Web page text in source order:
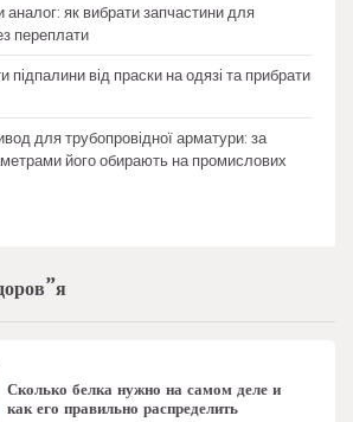
аналог: як вибрати запчастини для
переплати
підпалини від праски на одязі та прибрати
для трубопровідної арматури: за
його обирають на промислових
Сколько белка нужно на самом деле и
как его правильно распределить